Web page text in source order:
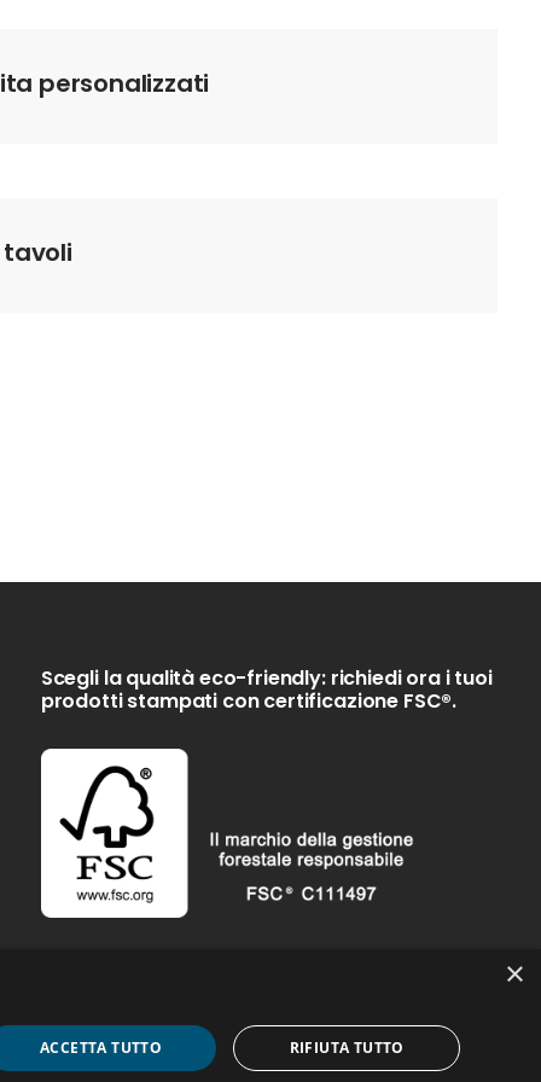
personalizzati
tavoli
Scegli la qualità eco-friendly: richiedi ora i tuoi
prodotti stampati con certificazione FSC®.
×
ACCETTA TUTTO RIFIUTA TUTTO